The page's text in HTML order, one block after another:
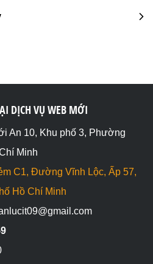
DỊCH VỤ WEB MỚI
An 10, Khu phố 3, Phường
Minh
C1, Đường Vĩnh Lộc, Ấp 57,
Hồ Chí Minh